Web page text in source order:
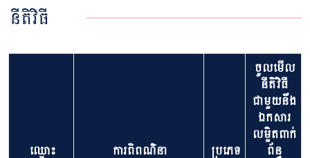
នីតិវិធី
ឈ្មោះ ការពិពណ៌នា ប្រភេទ
ចូលមើល
នីតិវិធី
ជាមួយនឹង
ឯកសារ
លម្អិតពាក់
ព័ន្ធ